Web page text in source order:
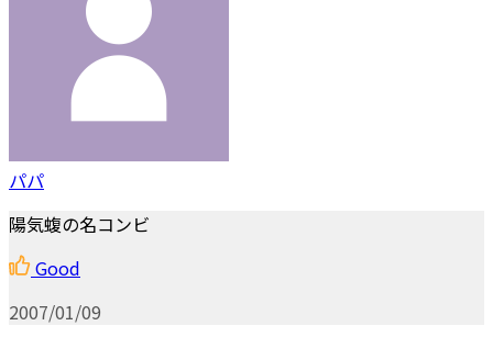
パパ
陽気蝮の名コンビ
Good
2007/01/09